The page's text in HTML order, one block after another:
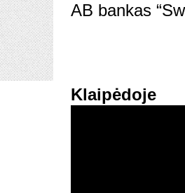
AB bankas
Klaipėdoje